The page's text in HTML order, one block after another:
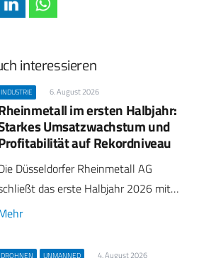
interessieren
INDUSTRIE 6. August 2026
im ersten Halbjahr:
Umsatzwachstum und
auf Rekordniveau
Düsseldorfer Rheinmetall AG
das erste Halbjahr 2026 mit…
DROHNEN UNMANNED 4. August 2026